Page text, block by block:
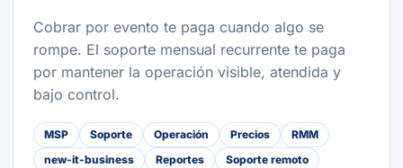
Cobrar por evento te paga cuando algo se
rompe. El soporte mensual recurrente te paga
por mantener la operación visible, atendida y
bajo control.
MSP Soporte Operación Precios
RMM
new-it-business
Reportes Soporte remoto